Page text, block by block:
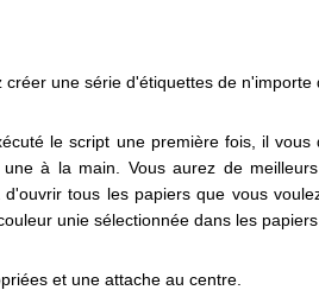
créer une série d'étiquettes de n'importe
le script une première fois, il
à la main. Vous aurez de
tous les papiers que vous
unie sélectionnée dans les papiers
et une attache au centre.